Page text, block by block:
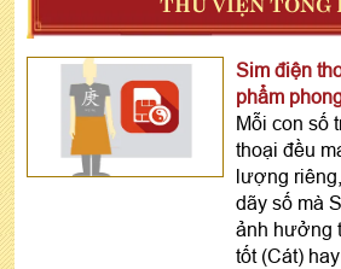
Sim điện
phẩm
Mỗi con số
thoại đều
lượng
dãy số mà
ảnh hưởng
tốt (Cát)